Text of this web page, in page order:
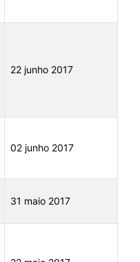
22 junho 2017
02 junho 2017
31 maio 2017